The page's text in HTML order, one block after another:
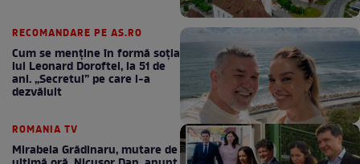
RECOMANDARE PE AS.RO
Cum se menţine în formă soţia
lui Leonard Doroftei, la 51 de
ani. „Secretul” pe care l-a
dezvăluit
ROMANIA TV
Mirabela Grădinaru, mutare de